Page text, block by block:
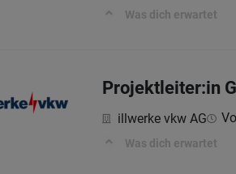
Was dich erwartet
Projektleiter:in
illwerke vkw AG
Was dich erwartet